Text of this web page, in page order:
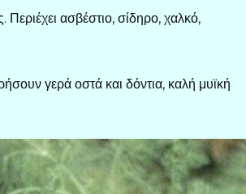
ασβέστιο, σίδηρο, χαλκό,
γερά οστά και δόντια, καλή μυϊκή